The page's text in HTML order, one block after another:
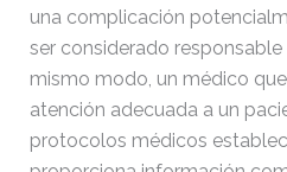
una complicación
ser considerado
mismo modo, un médico
atención adecuada a un
protocolos médicos